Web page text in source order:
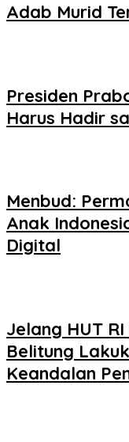
Adab Murid
Presiden
Harus Hadir
Menbud:
Anak
Digital
Jelang HUT
Belitung
Keandalan